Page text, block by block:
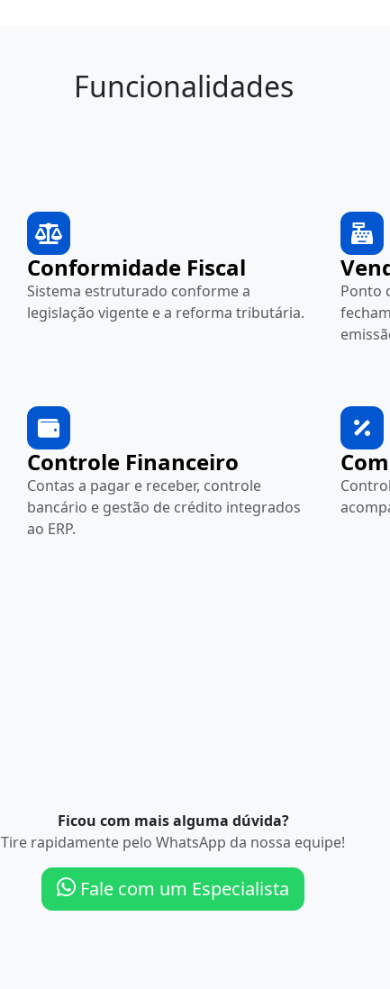
Funcionalidades
Conformidade Fiscal
Sistema estruturado conforme a
legislação vigente e a reforma tributária.
Ponto
Controle Financeiro
Contas a pagar e receber, controle
bancário e gestão de crédito integrados
ao ERP.
Ficou com mais alguma dúvida?
Tire rapidamente pelo WhatsApp da nossa equipe!
Fale com um Especialista